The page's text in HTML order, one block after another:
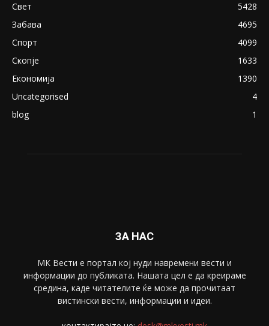
Свет
5428
Забава
4695
Спорт
4099
Скопје
1633
Економија
1390
Uncategorised
4
blog
1
ЗА НАС
МК Вести е портал коj нуди навремени вести и
информации до публиката. Нашата цел е да креираме
средина, каде читателите ќе може да прочитаат
вистински вести, информации и идеи.